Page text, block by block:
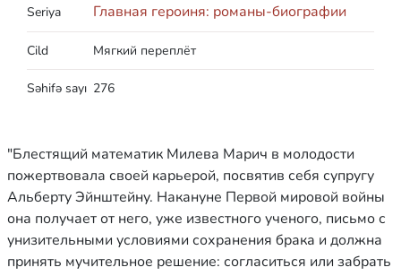
Seriya Главная героиня: романы-биографии
Cild Мягкий переплёт
Səhifə sayı 276
"Блестящий математик Милева Марич в молодости
пожертвовала своей карьерой, посвятив себя супругу
Альберту Эйнштейну. Накануне Первой мировой войны
она получает от него, уже известного ученого, письмо с
унизительными условиями сохранения брака и должна
принять мучительное решение: согласиться или забрать